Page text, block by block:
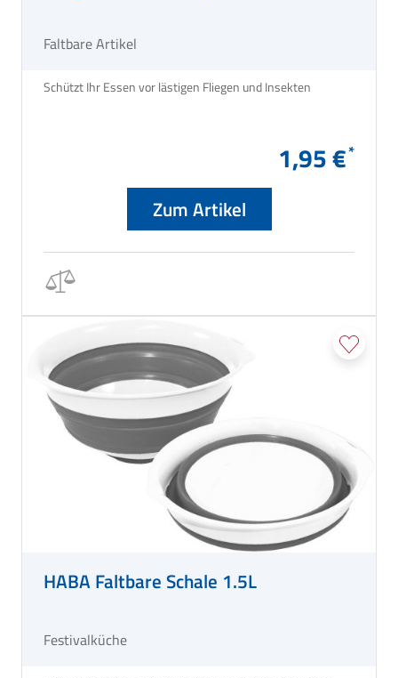
Faltbare Artikel
1,95 €
Zum Artikel
HABA Faltbare Schale 1.5L
Festivalküche